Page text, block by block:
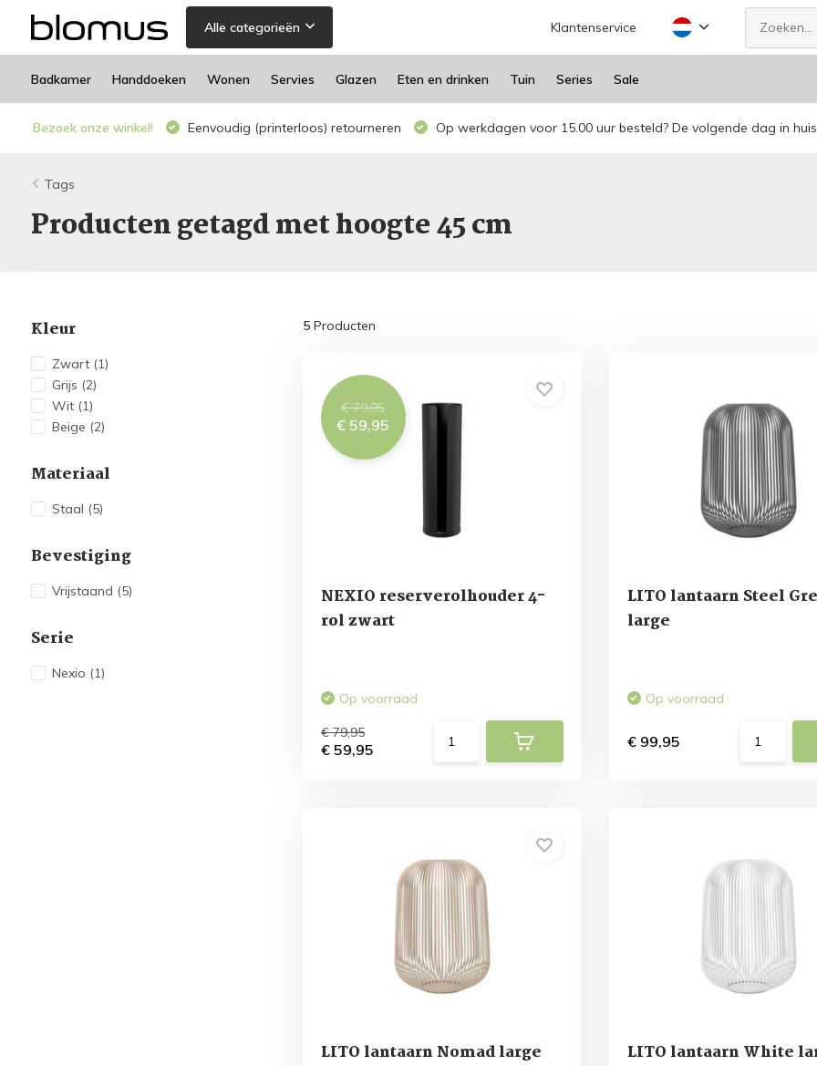
Alle categorieën Klantenservice
Badkamer Handdoeken Wonen Servies Glazen Eten en drinken Tuin Series Sale
Bezoek onze winkel! Eenvoudig (printerloos) retourneren Op werkdagen voor 15.00 uur besteld? De volgende dag in
Tags
Producten getagd met hoogte 45 cm
Kleur
Zwart (1)
Grijs (2)
Wit (1)
Beige (2)
Materiaal
Staal (5)
Bevestiging
Vrijstaand (5)
Serie
Nexio (1)
5Producten
€ 79,95
€ 59,95
NEXIO reserverolhouder 4-
rol zwart
Op voorraad
€ 79,95
€ 59,95
LITO lantaarn Steel
large
Op voorraad
€ 99,95
LITO lantaarn Nomad large LITO lantaarn White